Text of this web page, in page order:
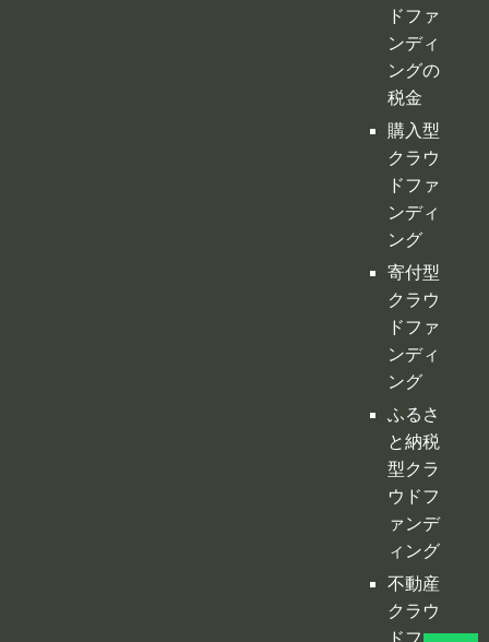
ンディ
ングの
税金
購入型
クラウ
ドファ
ンディ
ング
寄付型
クラウ
ドファ
ンディ
ング
ふるさ
と納税
型クラ
ウドフ
ァンデ
ィング
不動産
クラウ
ドファ
ンディ